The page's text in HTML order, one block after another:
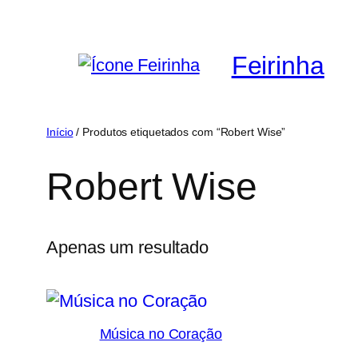
Feirinha
Início/ Produtos etiquetados com “Robert Wise”
Robert Wise
Apenas um resultado
Música no Coração